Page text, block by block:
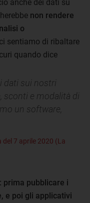
anche dei dati su
non rendere
o
ci sentiamo di ribaltare
quando dice
dati sui nostri
sconti e modalità di
un software,
7 aprile 2020 (La
prima pubblicare i
e poi gli applicativi